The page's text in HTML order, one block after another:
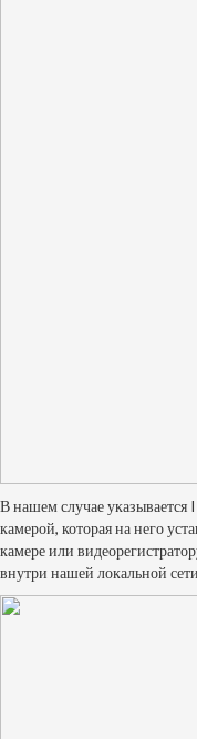
В нашем случае указывается
камерой, которая на него
камереили
внутри нашей локальной